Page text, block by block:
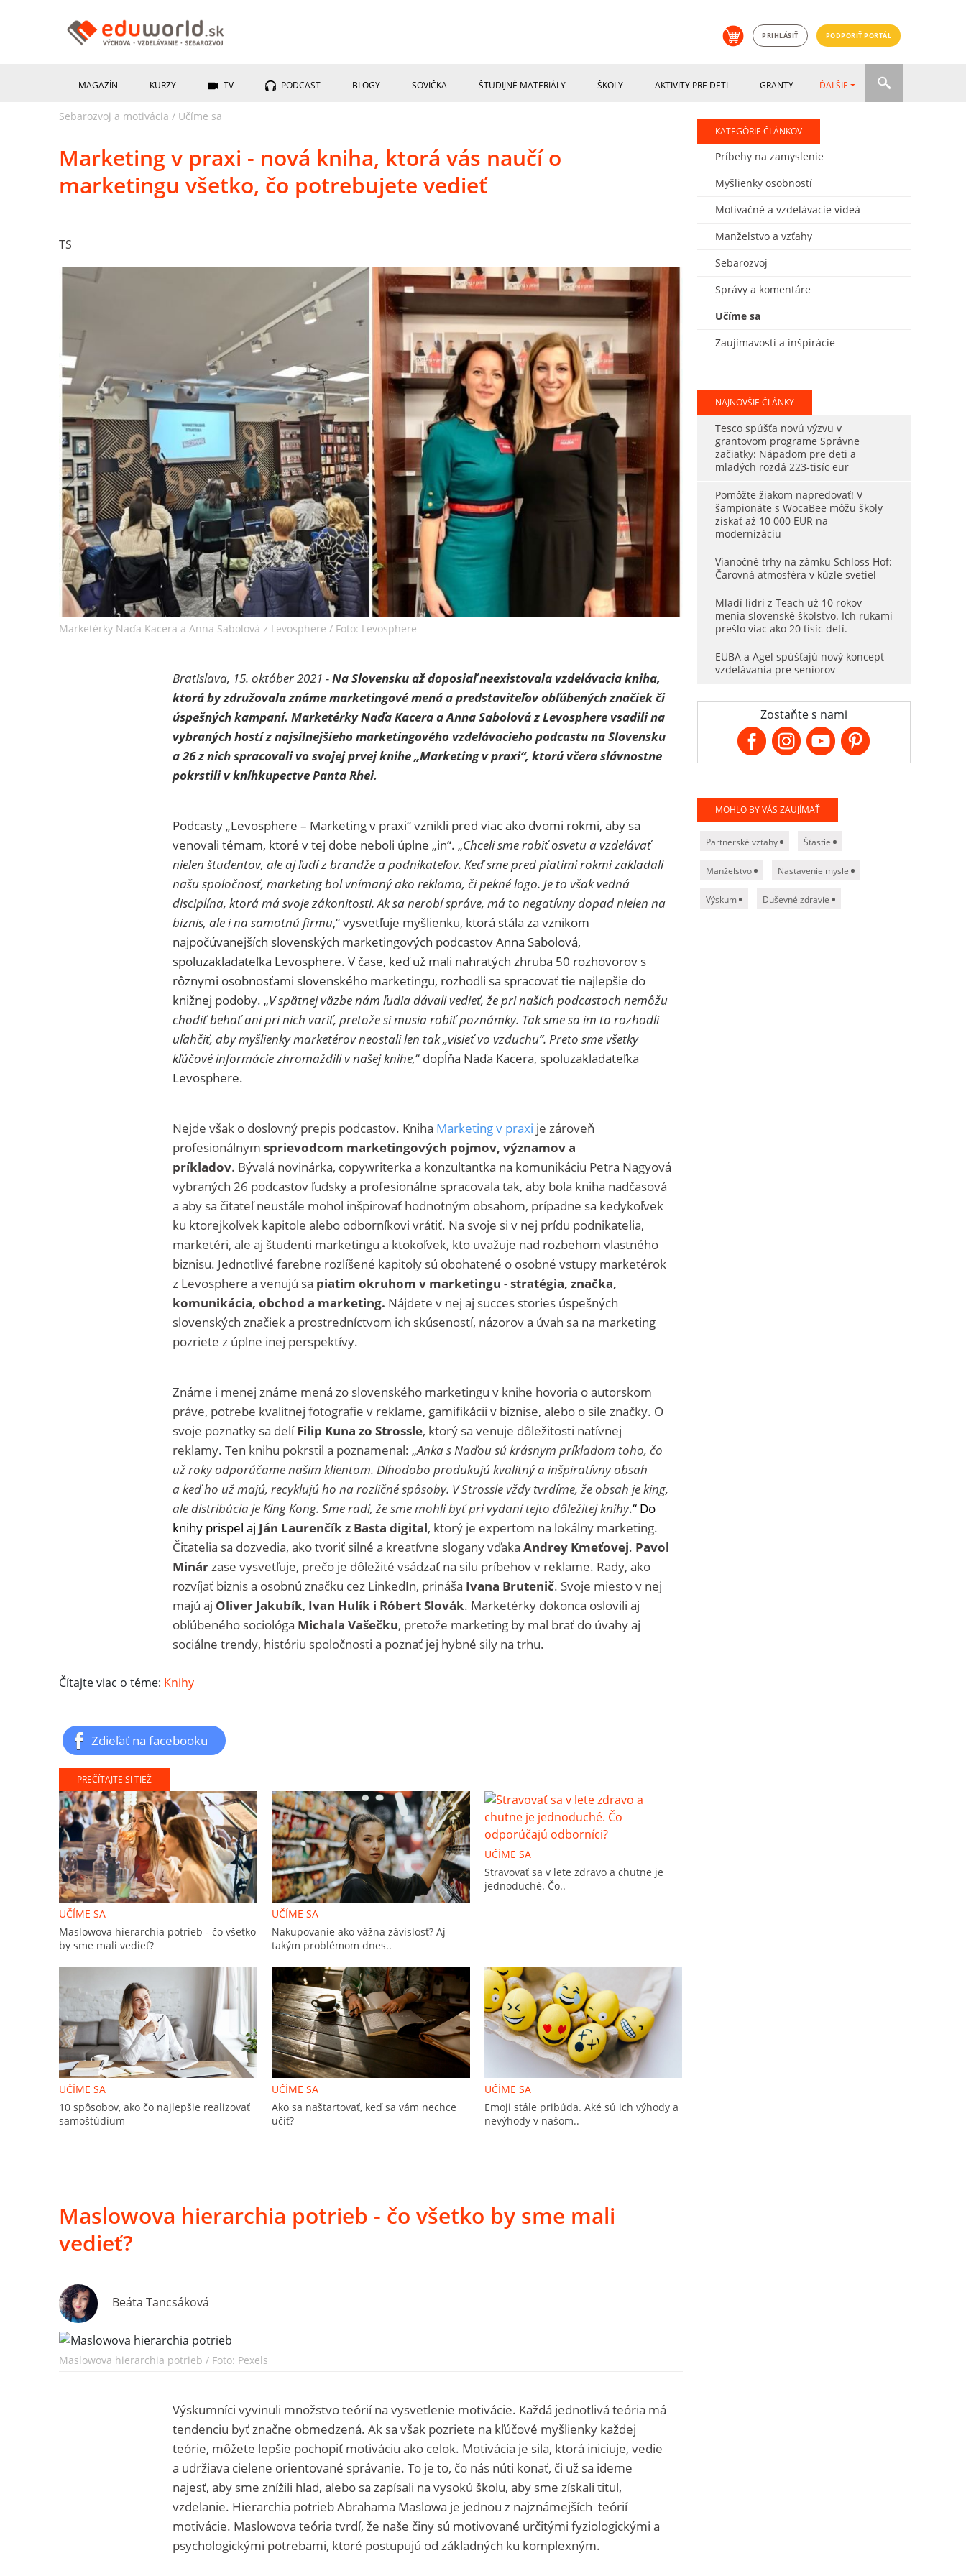
PRIHLÁSIŤ PODPORIŤ PORTÁL
MAGAZÍN KURZY TV PODCAST BLOGY SOVIČKA ŠTUDIJNÉ MATERIÁLY ŠKOLY AKTIVITY PRE DETI GRANTY ĎALŠIE
Sebarozvoj a motivácia / Učíme sa
Marketing v praxi - nová kniha, ktorá vás naučí o
marketingu všetko, čo potrebujete vedieť
TS
Marketérky Naďa Kacera a Anna Sabolová z Levosphere / Foto: Levosphere
Bratislava, 15. október 2021 -Na Slovensku až doposiaľ neexistovala vzdelávacia kniha,
ktorá by združovala známe marketingové mená a predstaviteľov obľúbených značiek či
úspešných kampaní. Marketérky Naďa Kacera a Anna Sabolová z Levosphere vsadili na
vybraných hostí z najsilnejšieho marketingového vzdelávacieho podcastu na Slovensku
a 26 z nich spracovali vo svojej prvej knihe „Marketing v praxi“, ktorú včera slávnostne
pokrstili v kníhkupectve Panta Rhei.
Podcasty „Levosphere – Marketing v praxi“ vznikli pred viac ako dvomi rokmi, aby sa
venovali témam, ktoré v tej dobe neboli úplne „in“. „Chceli sme robiť osvetu a vzdelávať
nielen študentov, ale aj ľudí z brandže a podnikateľov. Keď sme pred piatimi rokmi zakladali
našu spoločnosť, marketing bol vnímaný ako reklama, či pekné logo. Je to však vedná
disciplína, ktorá má svoje zákonitosti. Ak sa nerobí správe, má to negatívny dopad nielen na
biznis, ale i na samotnú firmu,“ vysvetľuje myšlienku, ktorá stála za vznikom
najpočúvanejších slovenských marketingových podcastov Anna Sabolová,
spoluzakladateľka Levosphere. V čase, keď už mali nahratých zhruba 50 rozhovorov s
rôznymi osobnosťami slovenského marketingu, rozhodli sa spracovať tie najlepšie do
knižnej podoby. „V spätnej väzbe nám ľudia dávali vedieť, že pri našich podcastoch nemôžu
chodiť behať ani pri nich variť, pretože si musia robiť poznámky. Tak sme sa im to rozhodli
uľahčiť, aby myšlienky marketérov neostali len tak „visieť vo vzduchu“. Preto sme všetky
kľúčové informácie zhromaždili v našej knihe,“ dopĺňa Naďa Kacera, spoluzakladateľka
Levosphere.
Nejde však o doslovný prepis podcastov. Kniha Marketing v praxi je zároveň
profesionálnym sprievodcom marketingových pojmov, významov a
príkladov. Bývalá novinárka, copywriterka a konzultantka na komunikáciu Petra Nagyová
vybraných 26 podcastov ľudsky a profesionálne spracovala tak, aby bola kniha nadčasová
a aby sa čitateľ neustále mohol inšpirovať hodnotným obsahom, prípadne sa kedykoľvek
ku ktorejkoľvek kapitole alebo odborníkovi vrátiť. Na svoje si v nej prídu podnikatelia,
marketéri, ale aj študenti marketingu a ktokoľvek, kto uvažuje nad rozbehom vlastného
biznisu. Jednotlivé farebne rozlíšené kapitoly sú obohatené o osobné vstupy marketérok
z Levosphere a venujú sa piatim okruhom v marketingu - stratégia, značka,
komunikácia, obchod a marketing. Nájdete v nej aj succes stories úspešných
slovenských značiek a prostredníctvom ich skúseností, názorov a úvah sa na marketing
pozriete z úplne inej perspektívy.
Známe i menej známe mená zo slovenského marketingu v knihe hovoria o autorskom
práve, potrebe kvalitnej fotografie v reklame, gamifikácii v biznise, alebo o sile značky. O
svoje poznatky sa delíFilip Kuna zo Strossle, ktorý sa venuje dôležitosti natívnej
reklamy. Ten knihu pokrstil a poznamenal: „Anka s Naďou sú krásnym príkladom toho, čo
už roky odporúčame našim klientom. Dlhodobo produkujú kvalitný a inšpiratívny obsah
a keď ho už majú, recyklujú ho na rozličné spôsoby. V Strossle vždy tvrdíme, že obsah je king,
ale distribúcia je King Kong. Sme radi, že sme mohli byť pri vydaní tejto dôležitej knihy.“ Do
knihy prispel aj Ján Laurenčík z Basta digital, ktorý je expertom na lokálny marketing.
Čitatelia sa dozvedia, ako tvoriť silné a kreatívne slogany vďaka Andrey Kmeťovej. Pavol
Minárzase vysvetľuje, prečo je dôležité vsádzať na silu príbehov v reklame. Rady, ako
rozvíjať biznis a osobnú značku cez LinkedIn, prináša Ivana Brutenič. Svoje miesto v nej
majú aj Oliver Jakubík, Ivan Hulík i Róbert Slovák. Marketérky dokonca oslovili aj
obľúbeného sociológa Michala Vašečku, pretože marketing by mal brať do úvahy aj
sociálne trendy, históriu spoločnosti a poznať jej hybné sily na trhu.
Čítajte viac o téme: Knihy
Zdieľať na facebooku
PREČÍTAJTE SI TIEŽ
UČÍME SA
Maslowova hierarchia potrieb - čo všetko
by sme mali vedieť?
UČÍME SA
Nakupovanie ako vážna závislosť? Aj
takým problémom dnes..
UČÍME SA
Stravovať sa v lete zdravo a chutne je
jednoduché. Čo..
UČÍME SA
10 spôsobov, ako čo najlepšie realizovať
samoštúdium
UČÍME SA
Ako sa naštartovať, keď sa vám nechce
učiť?
UČÍME SA
Emoji stále pribúda. Aké sú ich výhody a
nevýhody v našom..
Maslowova hierarchia potrieb - čo všetko by sme mali
vedieť?
Beáta Tancsáková
Maslowova hierarchia potrieb / Foto: Pexels
Výskumníci vyvinuli množstvo teórií na vysvetlenie motivácie. Každá jednotlivá teória má
tendenciu byť značne obmedzená. Ak sa však pozriete na kľúčové myšlienky každej
teórie, môžete lepšie pochopiť motiváciu ako celok. Motivácia je sila, ktorá iniciuje, vedie
a udržiava cielene orientované správanie. To je to, čo nás núti konať, či už sa ideme
najesť, aby sme znížili hlad, alebo sa zapísali na vysokú školu, aby sme získali titul,
vzdelanie. Hierarchia potrieb Abrahama Maslowa je jednou z najznámejších teórií
motivácie. Maslowova teória tvrdí, že naše činy sú motivované určitými fyziologickými a
psychologickými potrebami, ktoré postupujú od základných ku komplexným.
KATEGÓRIE ČLÁNKOV
Príbehy na zamyslenie
Myšlienky osobností
Motivačné a vzdelávacie videá
Manželstvo a vzťahy
Sebarozvoj
Správy a komentáre
Učíme sa
Zaujímavosti a inšpirácie
NAJNOVŠIE ČLÁNKY
Tesco spúšťa novú výzvu v
grantovom programe Správne
začiatky: Nápadom pre deti a
mladých rozdá 223-tisíc eur
Pomôžte žiakom napredovať! V
šampionáte s WocaBee môžu školy
získať až 10 000 EUR na
modernizáciu
Vianočné trhy na zámku Schloss Hof:
Čarovná atmosféra v kúzle svetiel
Mladí lídri z Teach už 10 rokov
menia slovenské školstvo. Ich rukami
prešlo viac ako 20 tisíc detí.
EUBA a Agel spúšťajú nový koncept
vzdelávania pre seniorov
Zostaňte s nami
MOHLO BY VÁS ZAUJÍMAŤ
Partnerské vzťahy Šťastie
Manželstvo Nastavenie mysle
Výskum Duševné zdravie